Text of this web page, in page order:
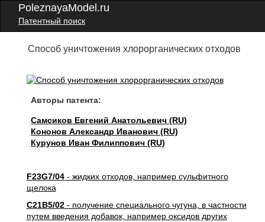
PoleznayaModel.ru
Патентный поиск
Способ уничтожения хлорорганических отходов
Авторы патента:
Самсиков Евгений Анатольевич (RU)
Кононов Александр Иванович (RU)
Курунов Иван Филиппович (RU)
F23G7/04- жидких отходов, например сульфитного
щелока
C21B5/02- получение специального чугуна, в частности
путем введения добавок, например оксидов других